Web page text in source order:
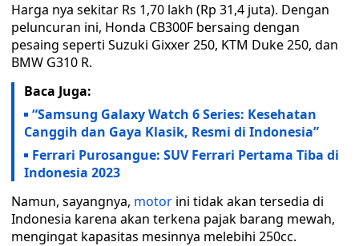
Harga nya sekitar Rs 1,70 lakh (Rp 31,4 juta). Dengan
peluncuran ini, Honda CB300F bersaing dengan
pesaing seperti Suzuki Gixxer 250, KTM Duke 250, dan
BMW G310 R.
Baca Juga:
“Samsung Galaxy Watch 6 Series: Kesehatan
Canggih dan Gaya Klasik, Resmi di Indonesia”
Ferrari Purosangue: SUV Ferrari Pertama Tiba di
Indonesia 2023
Namun, sayangnya, motor ini tidak akan tersedia di
Indonesia karena akan terkena pajak barang mewah,
mengingat kapasitas mesinnya melebihi 250cc.